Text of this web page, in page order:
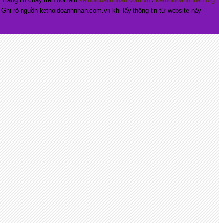
Ghi rõ nguồn ketnoidoanhnhan.com.vn khi lấy thông tin từ website này